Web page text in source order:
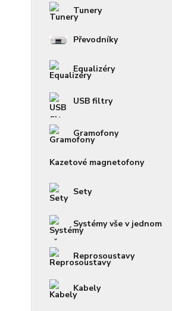
Tunery
Převodníky
Equalizéry
USB filtry
Gramofony
Kazetové magnetofony
Sety
Systémy vše v jednom
Reprosoustavy
Kabely